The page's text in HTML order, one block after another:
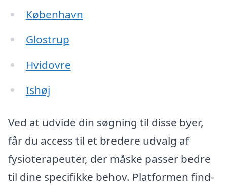
København
Glostrup
Hvidovre
Ishøj
Ved at udvide din søgning til disse byer,
får du access til et bredere udvalg af
fysioterapeuter, der måske passer bedre
til dine specifikke behov. Platformen find-